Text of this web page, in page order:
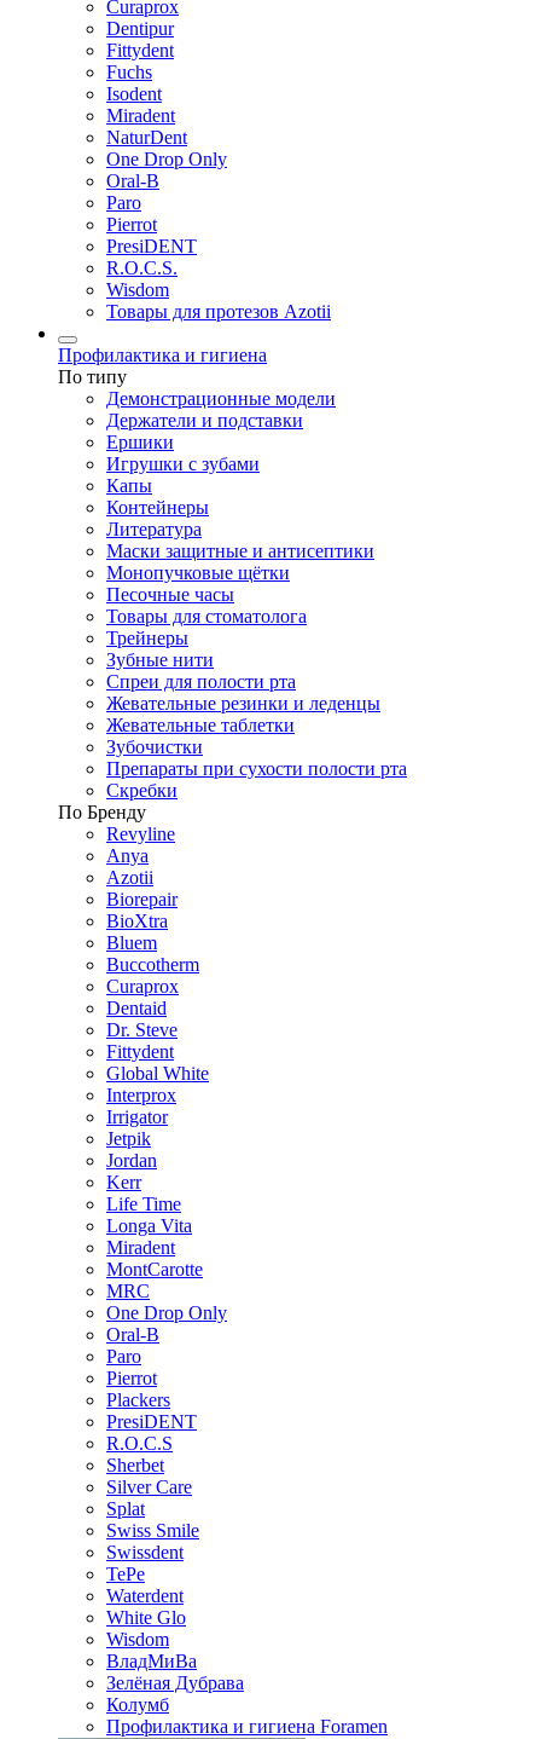
Curaprox
Dentipur
Fittydent
Fuchs
Isodent
Miradent
NaturDent
One Drop Only
Oral-B
Paro
Pierrot
PresiDENT
R.O.C.S.
Wisdom
Товары для протезов Azotii
Профилактика и гигиена
По типу
Демонстрационные модели
Держатели и подставки
Ершики
Игрушки с зубами
Капы
Контейнеры
Литература
Маски защитные и антисептики
Монопучковые щётки
Песочные часы
Товары для стоматолога
Трейнеры
Зубные нити
Спреи для полости рта
Жевательные резинки и леденцы
Жевательные таблетки
Зубочистки
Препараты при сухости полости рта
Скребки
По Бренду
Revyline
Anya
Azotii
Biorepair
BioXtra
Bluem
Buccotherm
Curaprox
Dentaid
Dr. Steve
Fittydent
Global White
Interprox
Irrigator
Jetpik
Jordan
Kerr
Life Time
Longa Vita
Miradent
MontCarotte
MRC
One Drop Only
Oral-B
Paro
Pierrot
Plackers
PresiDENT
R.O.C.S
Sherbet
Silver Care
Splat
Swiss Smile
Swissdent
TePe
Waterdent
White Glo
Wisdom
ВладМиВа
Зелёная Дубрава
Колумб
Профилактика и гигиена Foramen